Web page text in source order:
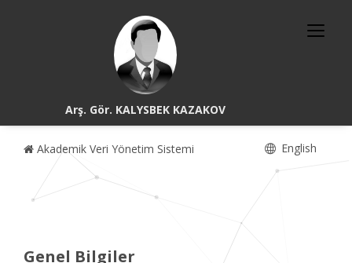
Arş. Gör. KALYSBEK KAZAKOV
Akademik Veri Yönetim Sistemi English
Genel Bilgiler